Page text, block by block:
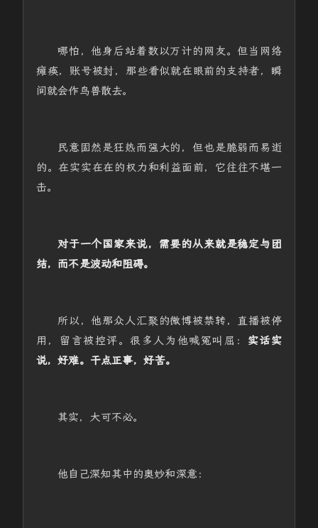
哪怕，他身后站着数以万计的网友。但当网络
瘫痪，账号被封，那些看似就在眼前的支持者，瞬
间就会作鸟兽散去。
民意固然是狂热而强大的，但也是脆弱而易逝
的。在实实在在的权力和利益面前，它往往不堪一
击。
对于一个国家来说，需要的从来就是稳定与团
结，而不是波动和阻碍。
所以，他那众人汇聚的微博被禁转，直播被停
用，留言被控评。很多人为他喊冤叫屈： 实话实
说，好难。干点正事，好苦。
其实，大可不必。
他自己深知其中的奥妙和深意：